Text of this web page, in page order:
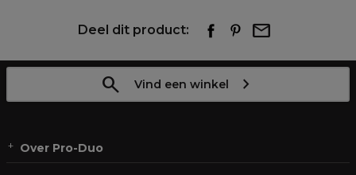
Deel dit product:
Vind een winkel
Over Pro-Duo